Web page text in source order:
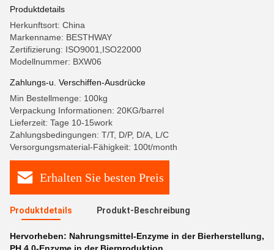
Produktdetails
Herkunftsort: China
Markenname: BESTHWAY
Zertifizierung: ISO9001,ISO22000
Modellnummer: BXW06
Zahlungs-u. Verschiffen-Ausdrücke
Min Bestellmenge: 100kg
Verpackung Informationen: 20KG/barrel
Lieferzeit: Tage 10-15work
Zahlungsbedingungen: T/T, D/P, D/A, L/C
Versorgungsmaterial-Fähigkeit: 100t/month
Erhalten Sie besten Preis
Produktdetails Produkt-Beschreibung
Hervorheben: Nahrungsmittel-Enzyme in der Bierherstellung,